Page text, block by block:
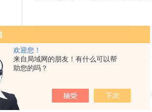
欢迎您！
来自局域网的朋友！有什么可以帮
助您的吗？
共 1 条记录，当前 1 / 1 页 首页 上一页 下一页